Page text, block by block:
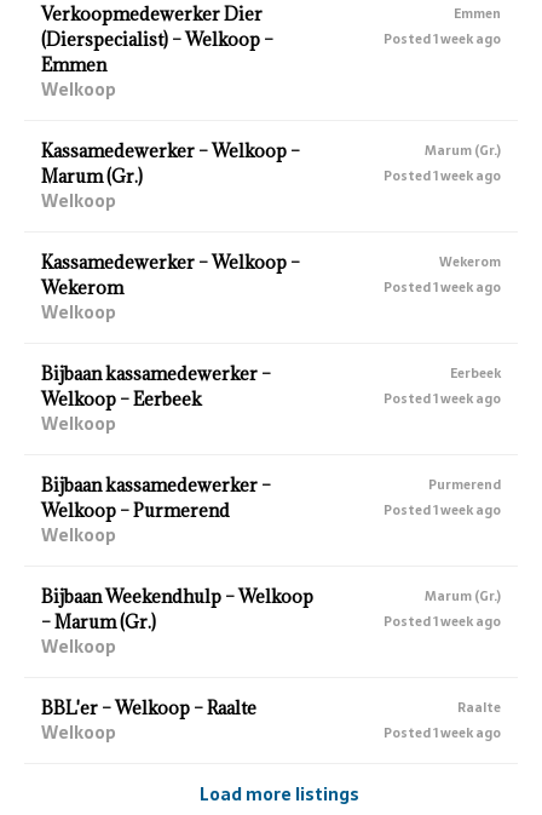
Verkoopmedewerker Dier
(Dierspecialist) – Welkoop –
Emmen
Welkoop
Emmen
Posted 1 week ago
Kassamedewerker – Welkoop –
Marum (Gr.)
Welkoop
Marum (Gr.)
Posted 1 week ago
Kassamedewerker – Welkoop –
Wekerom
Welkoop
Wekerom
Posted 1 week ago
Bijbaan kassamedewerker –
Welkoop – Eerbeek
Welkoop
Eerbeek
Posted 1 week ago
Bijbaan kassamedewerker –
Welkoop – Purmerend
Welkoop
Purmerend
Posted 1 week ago
Bijbaan Weekendhulp – Welkoop
– Marum (Gr.)
Welkoop
Marum (Gr.)
Posted 1 week ago
BBL'er – Welkoop – Raalte
Welkoop
Raalte
Posted 1 week ago
Load more listings